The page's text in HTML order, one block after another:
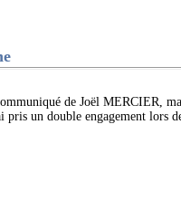
de Joël MERCIER,
un double engagement lors